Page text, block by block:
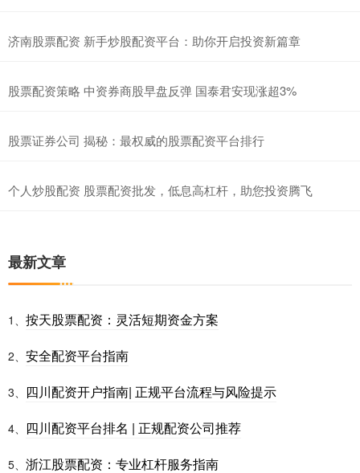
济南股票配资 新手炒股配资平台：助你开启投资新篇章
股票配资策略 中资券商股早盘反弹 国泰君安现涨超3%
股票证券公司 揭秘：最权威的股票配资平台排行
个人炒股配资 股票配资批发，低息高杠杆，助您投资腾飞
最新文章
1、 按天股票配资：灵活短期资金方案
2、 安全配资平台指南
3、 四川配资开户指南| 正规平台流程与风险提示
4、 四川配资平台排名 | 正规配资公司推荐
5、 浙江股票配资：专业杠杆服务指南